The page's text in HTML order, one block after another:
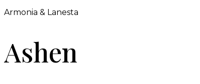
Armonia & Lanesta
Ashen